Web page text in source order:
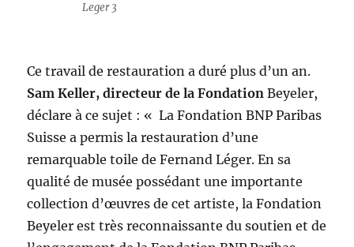
Leger 3
Ce travail de restauration a duré plus d’un an.
Sam Keller, directeur de la Fondation Beyeler,
déclare à ce sujet : « La Fondation BNP Paribas
Suisse a permis la restauration d’une
remarquable toile de Fernand Léger. En sa
qualité de musée possédant une importante
collection d’œuvres de cet artiste, la Fondation
Beyeler est très reconnaissante du soutien et de